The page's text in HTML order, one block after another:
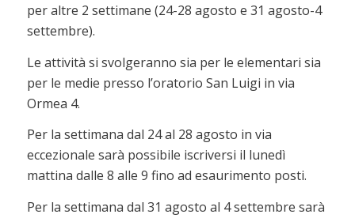
per altre 2 settimane (24-28 agosto e 31 agosto-4
settembre).
Le attività si svolgeranno sia per le elementari sia
per le medie presso l’oratorio San Luigi in via
Ormea 4.
Per la settimana dal 24 al 28 agosto in via
eccezionale sarà possibile iscriversi il lunedì
mattina dalle 8 alle 9 fino ad esaurimento posti.
Per la settimana dal 31 agosto al 4 settembre sarà